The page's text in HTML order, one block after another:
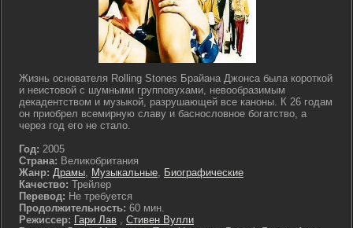
Жизнь основателя Rolling Stones Брайана Джонса была короткой
и неистовой с шумными групповухами, невообразимым
декадентством и музыкой, разрушающей все каноны. К 26 годам
он приобрел всемирную славу и баснословное богатство, а
через год его не стало.
Год: 2005
Страна: Великобритания
Жанр: Драмы, Музыкальные, Биографические
Качество: Трейлер
Перевод: Не требуется
Продолжительность: 60 мин.
Режиссер: Гари Лав , Стивен Вулли